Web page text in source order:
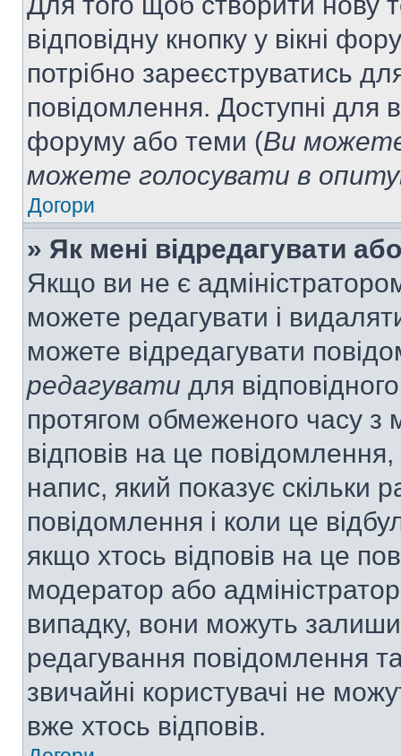
відповідну кнопку у вікні
потрібно зареєструватись
повідомлення. Доступні для
форуму або теми (Ви
можете голосувати в
Догори
» Як мені відредагувати
Якщо ви не є
можете редагувати і
можете відредагувати
редагувати для
протягом обмеженого часу
відповів на це
напис, який показує скільки
повідомлення і коли це
якщо хтось відповів на це
модератор або
випадку, вони можуть
редагування повідомлення
звичайні користувачі не
вже хтось відповів.